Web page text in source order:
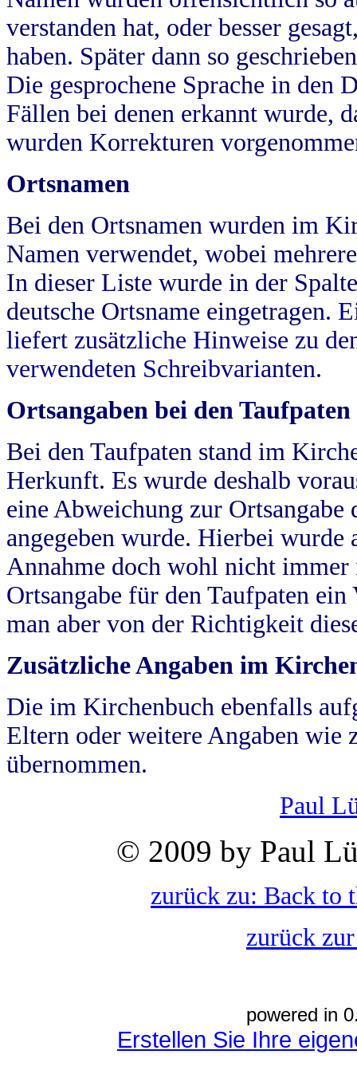
verstanden hat, oder besser
haben. Später dann so
Die gesprochene Sprache in
Fällen bei denen erkannt wurde,
wurden Korrekturen
Ortsnamen
Bei den Ortsnamen wurden im
Namen verwendet, wobei
In dieser Liste wurde in der
deutsche Ortsname eingetragen.
liefert zusätzliche Hinweise zu
verwendeten Schreibvarianten.
Ortsangaben bei den Taufpaten
Bei den Taufpaten stand im
Herkunft. Es wurde deshalb
eine Abweichung zur
angegeben wurde. Hierbei wurde
Annahme doch wohl nicht
Ortsangabe für den Taufpaten
man aber von der Richtigkeit
Zusätzliche Angaben im
Die im Kirchenbuch ebenfalls
Eltern oder weitere Angaben wie
übernommen.
Paul
© 2009 by Paul
zurück zu: Back to
zurück
powered in
Erstellen Sie Ihre